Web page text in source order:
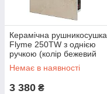
Керамічна рушникосушка
Flyme 250TW з однією
ручкою (колір бежевий
мармур)
Немає в наявності
3 380 ₴